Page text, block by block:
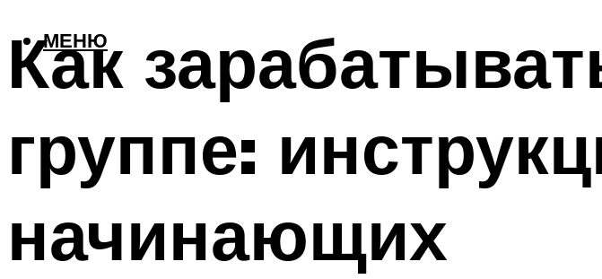
МЕНЮ
Как
группе:
начинающих